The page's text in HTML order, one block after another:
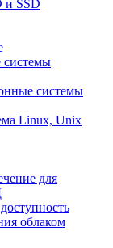
и SSD
системы
системы
Linux, Unix
для
облаком